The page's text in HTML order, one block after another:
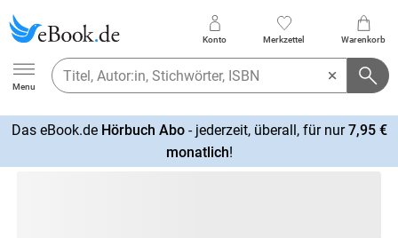
Ebook.de
Menu
Konto Merkzettel Warenkorb
Das eBook.de Hörbuch Abo- jederzeit, überall, für nur7,95 €
monatlich!